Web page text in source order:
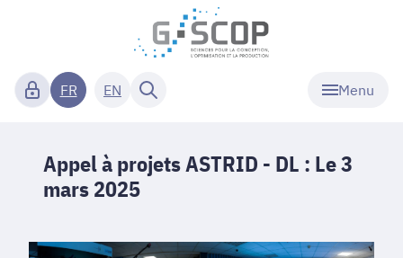
Menu
FR EN
Appel à projets ASTRID - DL : Le 3
mars 2025